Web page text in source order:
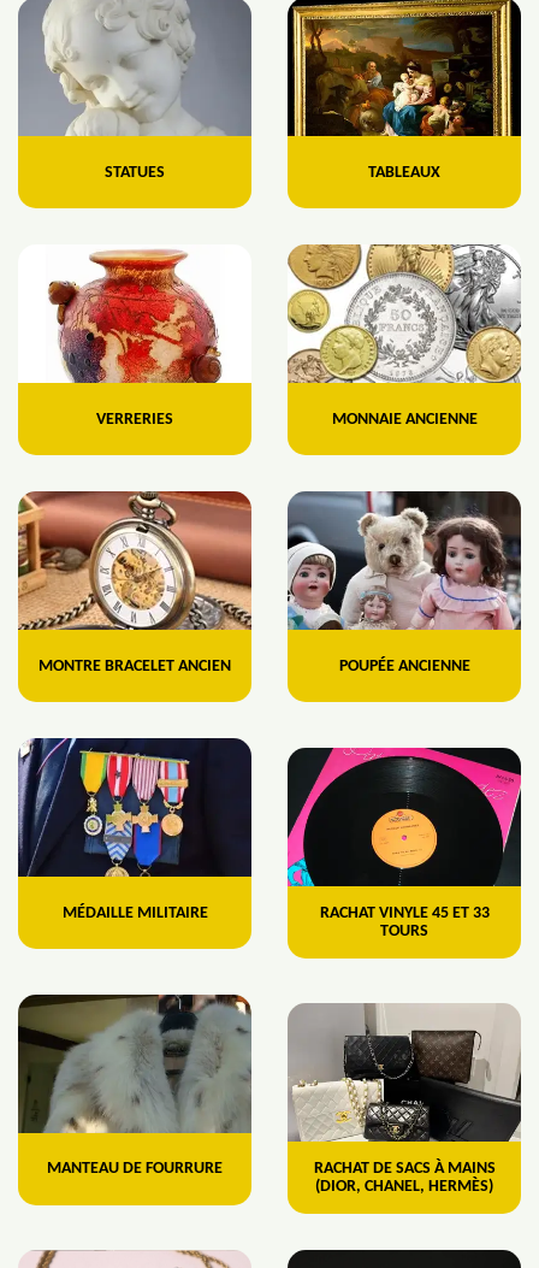
STATUES TABLEAUX
VERRERIES MONNAIE ANCIENNE
MONTRE BRACELET ANCIEN POUPÉE ANCIENNE
MÉDAILLE MILITAIRE
RACHAT VINYLE 45 ET 33
TOURS
MANTEAU DE FOURRURE
RACHAT DE SACS À MAINS
(DIOR, CHANEL, HERMÈS)